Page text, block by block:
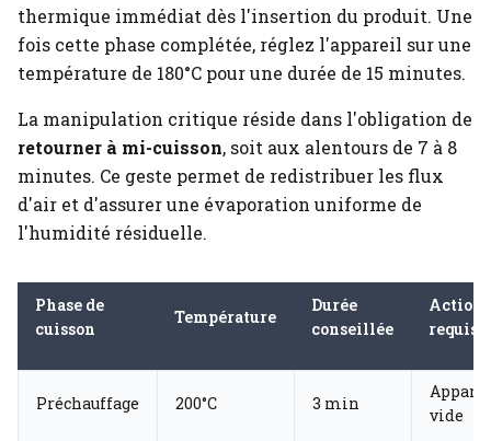
thermique immédiat dès l'insertion du produit. Une
fois cette phase complétée, réglez l'appareil sur une
température de 180°C pour une durée de 15 minutes.
La manipulation critique réside dans l'obligation de
retourner à mi-cuisson, soit aux alentours de 7 à 8
minutes. Ce geste permet de redistribuer les flux
d'air et d'assurer une évaporation uniforme de
l'humidité résiduelle.
Phase de
cuisson
Température
Durée
conseillée
Action
requise
Préchauffage 200°C 3 min
vide